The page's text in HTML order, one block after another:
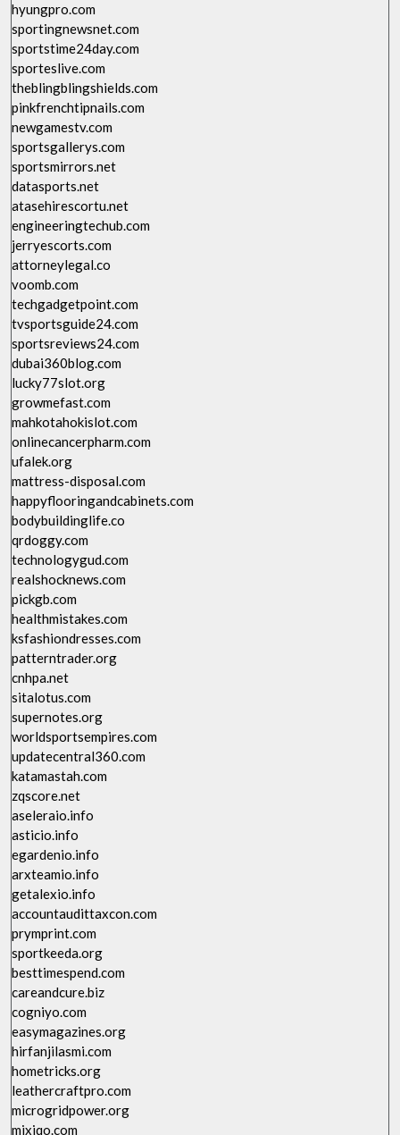
hyungpro.com
sportingnewsnet.com
sportstime24day.com
sporteslive.com
theblingblingshields.com
pinkfrenchtipnails.com
newgamestv.com
sportsgallerys.com
sportsmirrors.net
datasports.net
atasehirescortu.net
engineeringtechub.com
jerryescorts.com
attorneylegal.co
voomb.com
techgadgetpoint.com
tvsportsguide24.com
sportsreviews24.com
dubai360blog.com
lucky77slot.org
growmefast.com
mahkotahokislot.com
onlinecancerpharm.com
ufalek.org
mattress-disposal.com
happyflooringandcabinets.com
bodybuildinglife.co
qrdoggy.com
technologygud.com
realshocknews.com
pickgb.com
healthmistakes.com
ksfashiondresses.com
patterntrader.org
cnhpa.net
sitalotus.com
supernotes.org
worldsportsempires.com
updatecentral360.com
katamastah.com
zqscore.net
aseleraio.info
asticio.info
egardenio.info
arxteamio.info
getalexio.info
accountaudittaxcon.com
prymprint.com
sportkeeda.org
besttimespend.com
careandcure.biz
cogniyo.com
easymagazines.org
hirfanjilasmi.com
hometricks.org
leathercraftpro.com
microgridpower.org
mixiqo.com